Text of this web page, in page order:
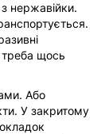
нержавійки.
треба щось
Або
У закритому